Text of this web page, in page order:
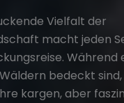
Vielfalt der
macht jeden
Während
bedeckt sind,
kargen, aber